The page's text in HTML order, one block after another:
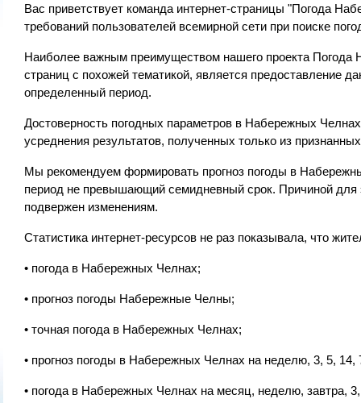
Вас приветствует команда интернет-страницы "Погода
требований пользователей всемирной сети при поиске
Наиболее важным преимуществом нашего проекта
страниц с похожей тематикой, является предоставление
определенный период.
Достоверность погодных параметров в Набережных
усреднения результатов, полученных только из
Мы рекомендуем формировать прогноз погоды в
период не превышающий семидневный срок. Причиной для
подвержен изменениям.
Статистика интернет-ресурсов не раз показывала, что
• погода в Набережных Челнах;
• прогноз погоды Набережные Челны;
• точная погода в Набережных Челнах;
• прогноз погоды в Набережных Челнах на неделю, 3, 5, 14,
• погода в Набережных Челнах на месяц, неделю, завтра,